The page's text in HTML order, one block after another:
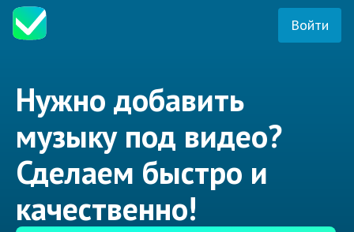
Войти
Нужно добавить
музыку под видео?
Сделаем быстро и
качественно!